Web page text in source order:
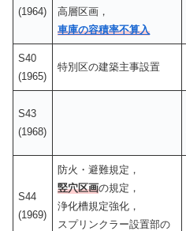
(1964)
高層区画，
車庫の容積率不算入
S40
(1965)
特別区の建築主事設置
S43
(1968)
S44
(1969)
防火・避難規定，
竪穴区画の規定，
浄化槽規定強化，
スプリンクラー設置部の